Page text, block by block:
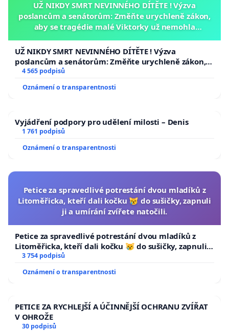
UŽ NIKDY SMRT NEVINNÉHO DÍTĚTE ! Výzva
poslancům a senátorům: Změňte urychleně zákon,
aby se tragédie malé Viktorky už nemohla
UŽ NIKDY SMRT NEVINNÉHO DÍTĚTE ! Výzva
poslancům a senátorům: Změňte urychleně zákon,
aby se tragédie malé Viktorky už nemohla opakovat!
4 565 podpisů
Oznámení o transparentnosti
Vyjádření podpory pro udělení milosti – Denis
1 761 podpisů
Oznámení o transparentnosti
Petice za spravedlivé potrestání dvou mladíků z
Litoměřicka, kteří dali kočku 😿 do sušičky, zapnuli
ji a umírání zvířete natočili.
Petice za spravedlivé potrestání dvou mladíků z
Litoměřicka, kteří dali kočku 😿 do sušičky, zapnuli ji
a umírání zvířete natočili.
3 754 podpisů
Oznámení o transparentnosti
PETICE ZA RYCHLEJŠÍ A ÚČINNĚJŠÍ OCHRANU ZVÍŘAT
V OHROŽE
30 podpisů